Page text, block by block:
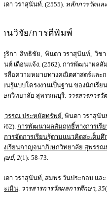
ดา วราสุนันท์. (2555). หลักการวัดแล
านวิจัย/การตีพิมพ์
ริกา สิทธิชัย, พินดา วราสุนันท์, วิชา
นต์ เดือนแจ้ง. (2562). การพัฒนาผล
รสื่อความหมายทางคณิตศาสตร์และก
ยนรู้แบบโครงงานเป็นฐาน ของนักเรี
ษกวิทยาลัย สุพรรณบุรี. วารสารการวั
วรรณ ประหยัดทรัพย์, พินดา วราสุนัน
การพัฒนาผลสัมฤทธิ์ทางการเรี
การจัดการเรียนรู้ตามแนวคิดสะเต็ม
งเรียนกาญจนาภิเษกวิทยาลัย สุพรรณ
ษย์, 2(1): 58-73.
ดา วราสุนันท์, สมพร วันประกอบ และ
ะเมิน. วารสารการวัดผลการศึกษา, 35